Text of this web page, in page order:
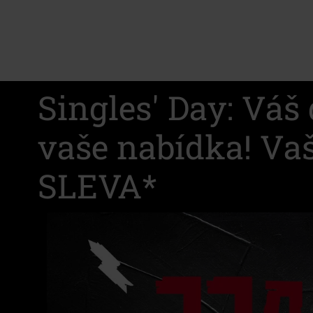
Singles' Day: Váš
vaše nabídka!
SLEVA*